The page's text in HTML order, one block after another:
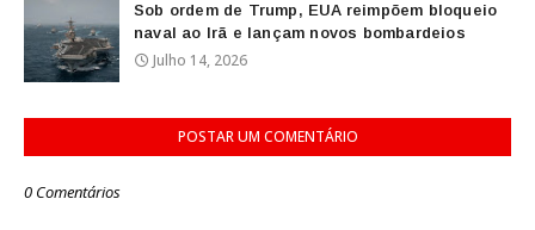
Sob ordem de Trump, EUA reimpõem bloqueio
naval ao Irã e lançam novos bombardeios
Julho 14, 2026
POSTAR UM COMENTÁRIO
0 Comentários